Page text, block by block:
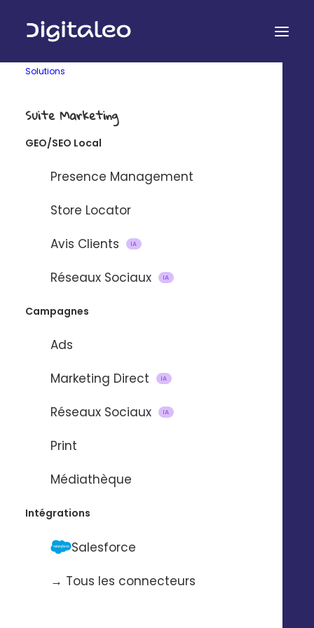
Solutions
Suite Marketing
GEO/SEO Local
Presence Management
Store Locator
Avis Clients
IA
Réseaux Sociaux IA
Campagnes
Ads
Marketing Direct
IA
Réseaux Sociaux IA
Print
Médiathèque
Intégrations
Salesforce
→ Tous les connecteurs
Cas clients express
CAS CLIENTS
Création de posts
pour les réseaux